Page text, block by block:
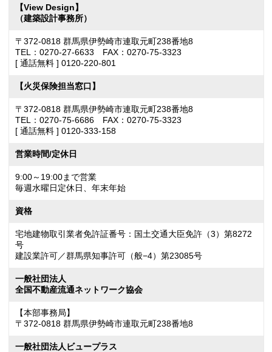
【View Design】
（建築設計事務所）
〒372-0818 群馬県伊勢崎市連取元町238番地8
TEL：0270-27-6633 FAX：0270-75-3323
[ 通話無料 ] 0120-220-801
【火災保険担当窓口】
〒372-0818 群馬県伊勢崎市連取元町238番地8
TEL：0270-75-6686 FAX：0270-75-3323
[ 通話無料 ] 0120-333-158
営業時間/定休日
9:00～19:00まで営業
毎週水曜日定休日、年末年始
資格
宅地建物取引業者免許証番号：国土交通大臣免許（3）第8272
号
建設業許可／群馬県知事許可（般−4）第23085号
一般社団法人
全国不動産流通ネットワーク協会
【本部事務局】
〒372-0818 群馬県伊勢崎市連取元町238番地8
一般社団法人ビュープラス